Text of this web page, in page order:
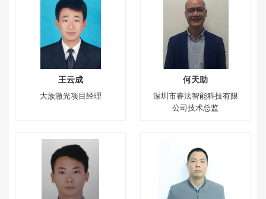
王云成
大族激光项目经理
何天助
深圳市睿法智能科技有限
公司技术总监